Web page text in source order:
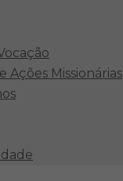
Ações Missionárias